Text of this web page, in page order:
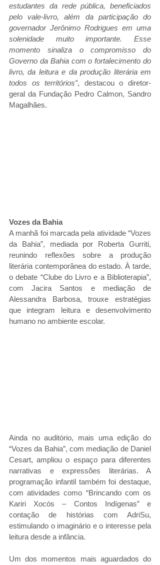
estudantes da rede pública, beneficiados
pelo vale-livro, além da participação do
governador Jerônimo Rodrigues em uma
solenidade muito importante. Esse
momento sinaliza o compromisso do
Governo da Bahia com o fortalecimento do
livro, da leitura e da produção literária em
todos os territórios”, destacou o diretor-
geral da Fundação Pedro Calmon, Sandro
Magalhães.
Vozes da Bahia
A manhã foi marcada pela atividade “Vozes
da Bahia”, mediada por Roberta Gurriti,
reunindo reflexões sobre a produção
literária contemporânea do estado. À tarde,
o debate “Clube do Livro e a Biblioterapia”,
com Jacira Santos e mediação de
Alessandra Barbosa, trouxe estratégias
que integram leitura e desenvolvimento
humano no ambiente escolar.
Ainda no auditório, mais uma edição do
“Vozes da Bahia”, com mediação de Daniel
Cesart, ampliou o espaço para diferentes
narrativas e expressões literárias. A
programação infantil também foi destaque,
com atividades como “Brincando com os
Kariri Xocós – Contos Indígenas” e
contação de histórias com AdriSu,
estimulando o imaginário e o interesse pela
leitura desde a infância.
Um dos momentos mais aguardados do